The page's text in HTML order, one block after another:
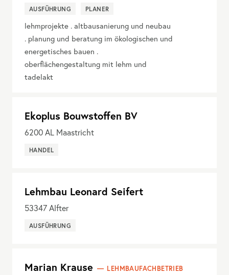
AUSFÜHRUNG PLANER
lehmprojekte . altbausanierung und neubau
. planung und beratung im ökologischen und
energetisches bauen .
oberflächengestaltung mit lehm und
tadelakt
Ekoplus Bouwstoffen BV
6200AL Maastricht
HANDEL
Lehmbau Leonard Seifert
53347Alfter
AUSFÜHRUNG
Marian Krause LEHMBAUFACHBETRIEB